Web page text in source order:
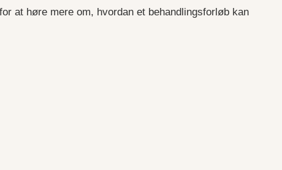
at høre mere om, hvordan et behandlingsforløb kan